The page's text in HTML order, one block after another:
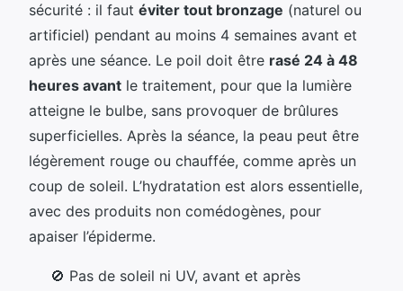
sécurité : il faut éviter tout bronzage (naturel ou
artificiel) pendant au moins 4 semaines avant et
après une séance. Le poil doit être rasé 24 à 48
heures avant le traitement, pour que la lumière
atteigne le bulbe, sans provoquer de brûlures
superficielles. Après la séance, la peau peut être
légèrement rouge ou chauffée, comme après un
coup de soleil. L’hydratation est alors essentielle,
avec des produits non comédogènes, pour
apaiser l’épiderme.
🚫 Pas de soleil ni UV, avant et après